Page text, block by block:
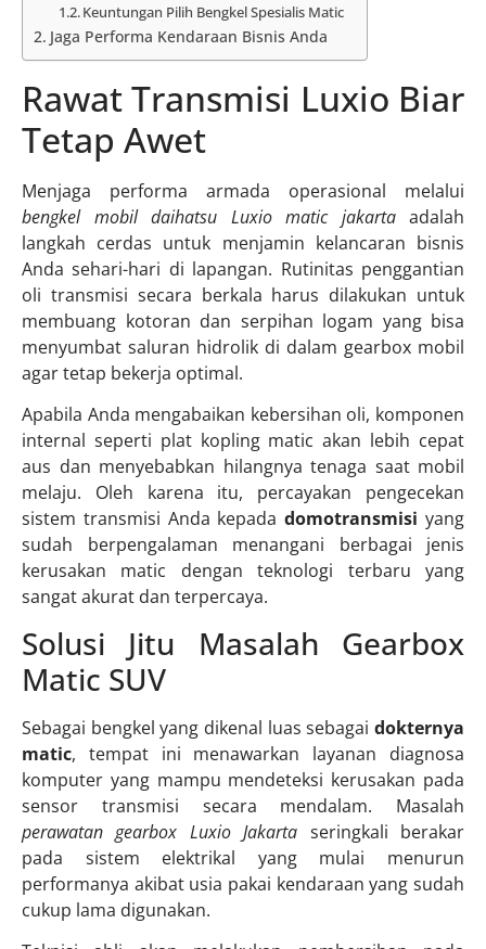
Keuntungan Pilih Bengkel Spesialis Matic
Jaga Performa Kendaraan Bisnis Anda
Rawat Transmisi Luxio Biar
Tetap Awet
Menjaga performa armada operasional melalui
bengkel mobil daihatsu Luxio matic jakartaadalah
langkah cerdas untuk menjamin kelancaran bisnis
Anda sehari-hari di lapangan. Rutinitas penggantian
oli transmisi secara berkala harus dilakukan untuk
membuang kotoran dan serpihan logam yang bisa
menyumbat saluran hidrolik di dalam gearbox mobil
agar tetap bekerja optimal.
Apabila Anda mengabaikan kebersihan oli, komponen
internal seperti plat kopling matic akan lebih cepat
aus dan menyebabkan hilangnya tenaga saat mobil
melaju. Oleh karena itu, percayakan pengecekan
sistem transmisi Anda kepadadomotransmisi yang
sudah berpengalaman menangani berbagai jenis
kerusakan matic dengan teknologi terbaru yang
sangat akurat dan terpercaya.
Solusi Jitu Masalah Gearbox
Matic SUV
Sebagai bengkel yang dikenal luas sebagai dokternya
matic, tempat ini menawarkan layanan diagnosa
komputer yang mampu mendeteksi kerusakan pada
sensor transmisi secara mendalam. Masalah
perawatan gearbox Luxio Jakarta seringkali berakar
pada sistem elektrikal yang mulai menurun
performanya akibat usia pakai kendaraan yang sudah
cukup lama digunakan.